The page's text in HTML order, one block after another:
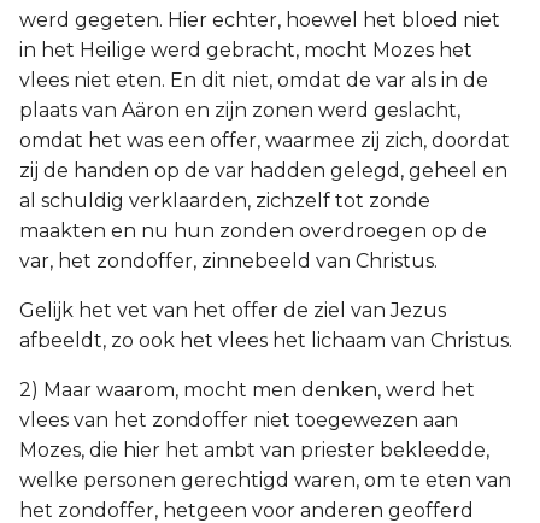
werd gegeten. Hier echter, hoewel het bloed niet
in het Heilige werd gebracht, mocht Mozes het
vlees niet eten. En dit niet, omdat de var als in de
plaats van Aäron en zijn zonen werd geslacht,
omdat het was een offer, waarmee zij zich, doordat
zij de handen op de var hadden gelegd, geheel en
al schuldig verklaarden, zichzelf tot zonde
maakten en nu hun zonden overdroegen op de
var, het zondoffer, zinnebeeld van Christus.
Gelijk het vet van het offer de ziel van Jezus
afbeeldt, zo ook het vlees het lichaam van Christus.
2) Maar waarom, mocht men denken, werd het
vlees van het zondoffer niet toegewezen aan
Mozes, die hier het ambt van priester bekleedde,
welke personen gerechtigd waren, om te eten van
het zondoffer, hetgeen voor anderen geofferd